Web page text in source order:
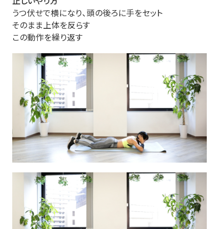
うつ伏せで横になり、頭の後ろに手をセット
そのまま上体を反らす
この動作を繰り返す